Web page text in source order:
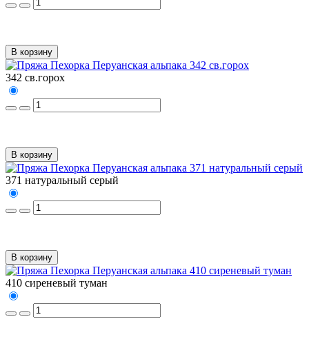
В корзину
342 св.горох
В корзину
371 натуральный серый
В корзину
410 сиреневый туман